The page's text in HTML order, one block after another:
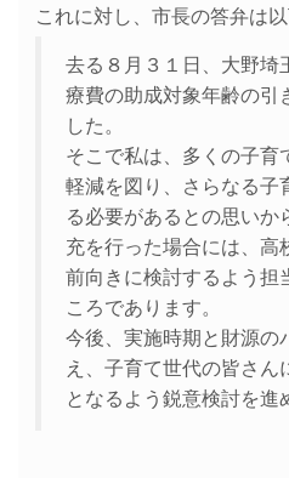
これに対し、市長の答弁は以
去る８月３１日、大野埼
療費の助成対象年齢の引
した。
そこで私は、多くの子
軽減を図り、さらなる子
る必要があるとの思い
充を行った場合には、高
前向きに検討するよう担
ころであります。
今後、実施時期と財源の
え、子育て世代の皆さ
となるよう鋭意検討を進